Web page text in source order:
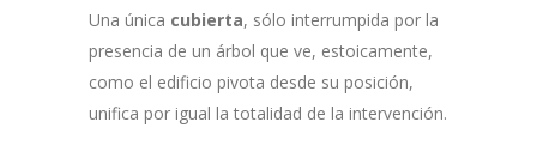
Una única cubierta, sólo interrumpida por la
presencia de un árbol que ve, estoicamente,
como el edificio pivota desde su posición,
unifica por igual la totalidad de la intervención.